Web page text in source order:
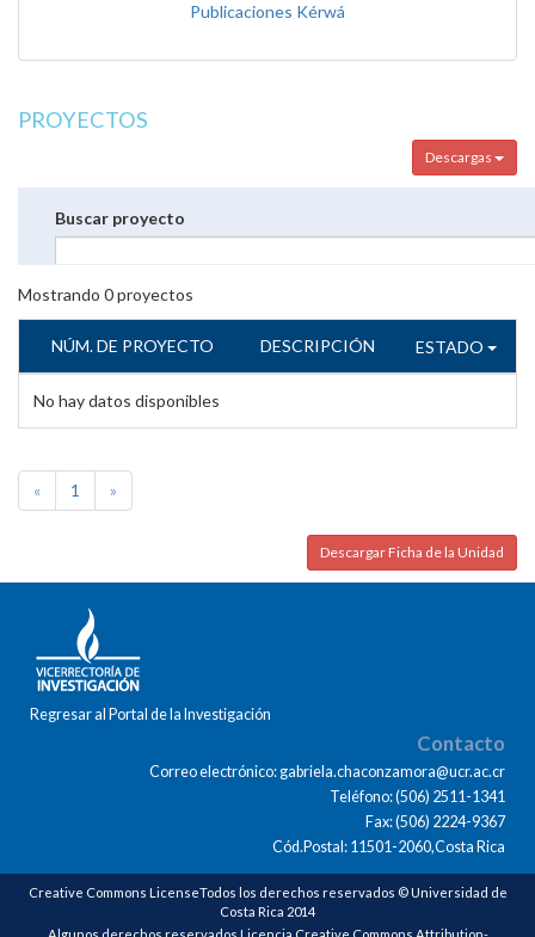
Publicaciones Kérwá
PROYECTOS
Descargas
Buscar proyecto
Mostrando 0proyectos
NÚM. DE PROYECTO DESCRIPCIÓN ESTADO
No hay datos disponibles
« 1 »
Descargar Ficha de la Unidad
Regresar al Portal de la Investigación
Contacto
Correo electrónico: gabriela.chaconzamora@ucr.ac.cr
Teléfono: (506) 2511-1341
Fax: (506) 2224-9367
Cód.Postal: 11501-2060,Costa Rica
Creative Commons LicenseTodos los derechos reservados © Universidad de
Costa Rica 2014